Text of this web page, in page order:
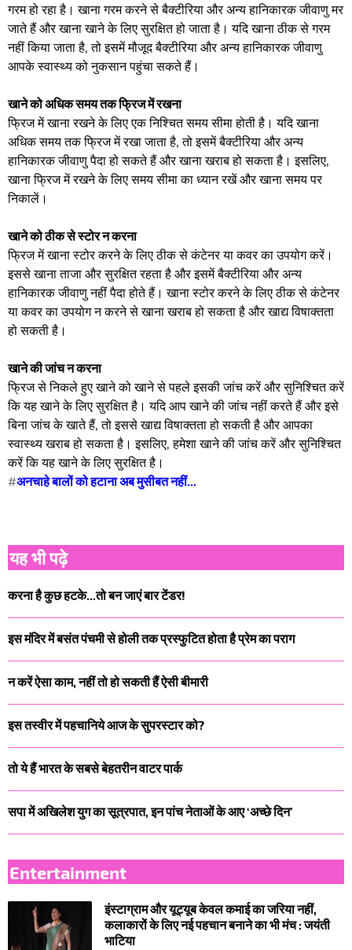
गरम हो रहा है। खाना गरम करने से बैक्टीरिया और अन्य हानिकारक जीवाणु मर
जाते हैं और खाना खाने के लिए सुरक्षित हो जाता है। यदि खाना ठीक से गरम
नहीं किया जाता है, तो इसमें मौजूद बैक्टीरिया और अन्य हानिकारक जीवाणु
आपके स्वास्थ्य को नुकसान पहुंचा सकते हैं।
खाने को अधिक समय तक फ्रिज में रखना
फ्रिज में खाना रखने के लिए एक निश्चित समय सीमा होती है। यदि खाना
अधिक समय तक फ्रिज में रखा जाता है, तो इसमें बैक्टीरिया और अन्य
हानिकारक जीवाणु पैदा हो सकते हैं और खाना खराब हो सकता है। इसलिए,
खाना फ्रिज में रखने के लिए समय सीमा का ध्यान रखें और खाना समय पर
निकालें।
खाने को ठीक से स्टोर न करना
फ्रिज में खाना स्टोर करने के लिए ठीक से कंटेनर या कवर का उपयोग करें।
इससे खाना ताजा और सुरक्षित रहता है और इसमें बैक्टीरिया और अन्य
हानिकारक जीवाणु नहीं पैदा होते हैं। खाना स्टोर करने के लिए ठीक से कंटेनर
या कवर का उपयोग न करने से खाना खराब हो सकता है और खाद्य विषाक्तता
हो सकती है।
खाने की जांच न करना
फ्रिज से निकले हुए खाने को खाने से पहले इसकी जांच करें और सुनिश्चित करें
कि यह खाने के लिए सुरक्षित है। यदि आप खाने की जांच नहीं करते हैं और इसे
बिना जांच के खाते हैं, तो इससे खाद्य विषाक्तता हो सकती है और आपका
स्वास्थ्य खराब हो सकता है। इसलिए, हमेशा खाने की जांच करें और सुनिश्चित
करें कि यह खाने के लिए सुरक्षित है।
#अनचाहे बालों को हटाना अब मुसीबत नहीं...
यह भी पढ़े
करना है कुछ हटके...तो बन जाएं बार टेंडर!
इस मंदिर में बसंत पंचमी से होली तक प्रस्फुटित होता है प्रेम का पराग
न करें ऐसा काम, नहीं तो हो सकती हैं ऐसी बीमारी
इस तस्वीर में पहचानिये आज के सुपरस्टार को?
तो ये हैं भारत के सबसे बेहतरीन वाटर पार्क
सपा में अखिलेश युग का सूत्रपात, इन पांच नेताओं के आए ‘अच्छे दिन’
Entertainment
इंस्टाग्राम और यूट्यूब केवल कमाई का जरिया नहीं,
कलाकारों के लिए नई पहचान बनाने का भी मंच : जयंती
भाटिया